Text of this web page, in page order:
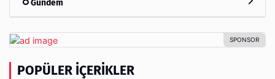
Gündem
POPÜLER İÇERIKLER